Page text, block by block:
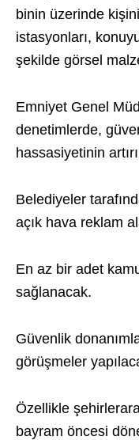
binin üzerinde
istasyonları,
şekilde görsel
Emniyet Genel
denetimlerde,
hassasiyetinin
Belediyeler
açık hava reklam
En az bir adet
sağlanacak.
Güvenlik
görüşmeler
Özellikle
bayram öncesi